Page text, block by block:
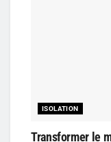
ISOLATION
Transformer le